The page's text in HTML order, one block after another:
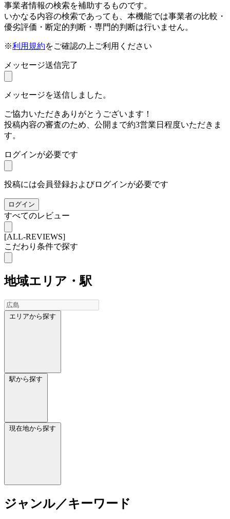
事業者情報の検索を補助するものです。
いかなる内容の検索であっても、本機能では事業者の比較・
優劣評価・断定的判断・専門的判断は行いません。
※利用規約をご確認の上ご利用ください
メッセージ送信完了
メッセージを送信しました。
ご協力いただきありがとうございます！
投稿内容の審査のため、公開まで約3営業日程度いただきま
す。
ログインが必要です
投稿には会員登録およびログインが必要です
ログイン
すべてのレビュー
[ALL-REVIEWS]
こだわり条件で探す
地域エリア・駅
エリアから探す
駅から探す
現在地から探す
ジャンル／キーワード